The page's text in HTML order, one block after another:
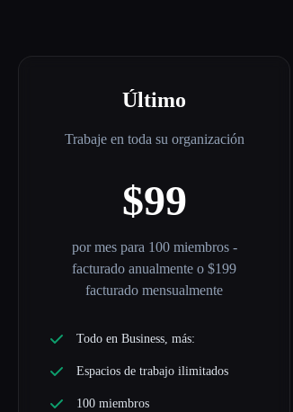
Último
Trabaje en toda su organización
$99
por mes para 100 miembros -
facturado anualmente o $199
facturado mensualmente
Todo en Business, más:
Espacios de trabajo ilimitados
100 miembros